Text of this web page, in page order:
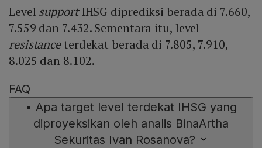
Level supportIHSG diprediksi berada di 7.660,
7.559 dan 7.432. Sementara itu, level
resistanceterdekat berada di 7.805, 7.910,
8.025 dan 8.102.
FAQ
• Apa target level terdekat IHSG yang
diproyeksikan oleh analis BinaArtha
Sekuritas Ivan Rosanova?